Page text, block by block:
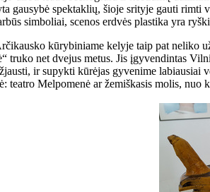
gausybė spektaklių, šioje srityje gauti
simboliai, scenos erdvės plastika yra
kūrybiniame kelyje taip pat neliko
truko net dvejus metus. Jis įgyvendintas
ir supykti kūrėjas gyvenime labiausiai
teatro Melpomenė ar žemiškasis molis,